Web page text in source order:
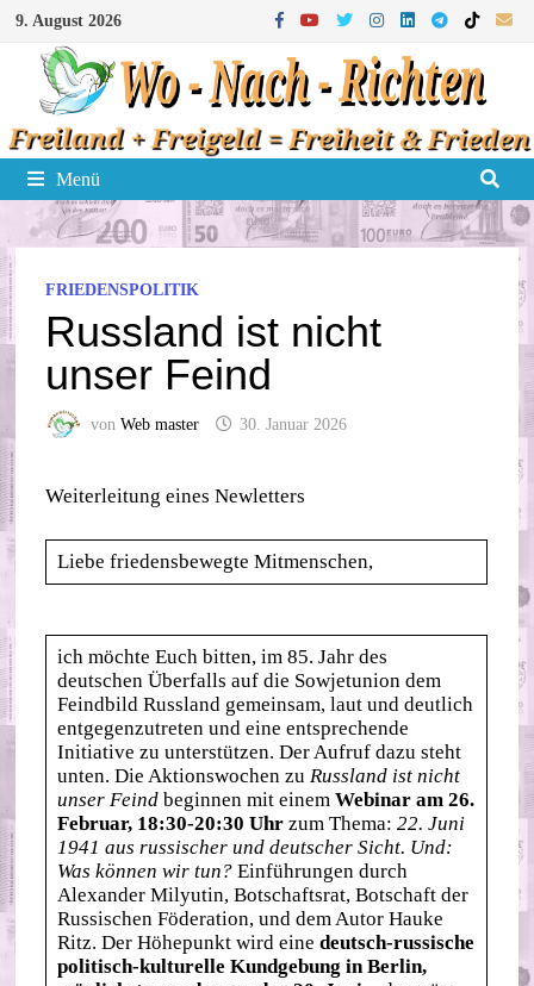
Zum
Inhalt
springen
9. August 2026
Menü
FRIEDENSPOLITIK
Russland ist nicht
unser Feind
vonWeb master 30. Januar 2026
Weiterleitung eines Newletters
Liebe friedensbewegte Mitmenschen,
ich möchte Euch bitten, im 85. Jahr des
deutschen Überfalls auf die Sowjetunion dem
Feindbild Russland gemeinsam, laut und deutlich
entgegenzutreten und eine entsprechende
Initiative zu unterstützen. Der Aufruf dazu steht
unten. Die Aktionswochen zu Russland ist nicht
unser Feindbeginnen mit einem Webinar am 26.
Februar, 18:30-20:30 Uhrzum Thema: 22. Juni
1941 aus russischer und deutscher Sicht. Und:
Was können wir tun?Einführungen durch
Alexander Milyutin, Botschaftsrat, Botschaft der
Russischen Föderation, und dem Autor Hauke
Ritz. Der Höhepunkt wird eine deutsch-russische
politisch-kulturelle Kundgebung in Berlin,